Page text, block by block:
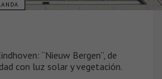
“Nieuw Bergen”, de
con luz solar y vegetación.